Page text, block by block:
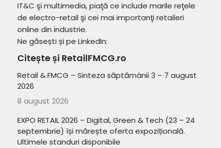
IT&C şi multimedia, piaţă ce include marile reţele
de electro-retail şi cei mai importanţi retaileri
online din industrie.
Ne găsești și pe LinkedIn:
Citește și RetailFMCG.ro
Retail & FMCG – Sinteza săptămânii 3 – 7 august
2026
8 august 2026
EXPO RETAIL 2026 – Digital, Green & Tech (23 – 24
septembrie) își mărește oferta expozițională.
Ultimele standuri disponibile